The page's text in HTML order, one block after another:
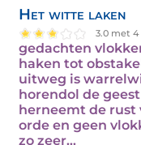
Het witte laken
3.0 met
gedachten
haken tot
uitweg is
horendol de
herneemt de
orde en geen
zo zeer…